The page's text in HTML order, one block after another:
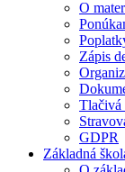
O
Zápis
Tlačivá
GDPR
Základná